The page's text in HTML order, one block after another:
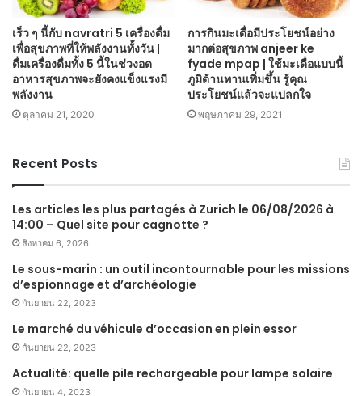
เร็ว ๆ นี้กับ navratri 5 เครื่องดื่ม
เพื่อสุขภาพที่ให้พลังงานทั้งวัน |
ดื่มเครื่องดื่มทั้ง 5 นี้ในช่วงอด
อาหารสุขภาพจะยังคงแข็งแรงมี
พลังงาน
ตุลาคม 21, 2020
การกินมะเดื่อมีประโยชน์อย่าง
มากต่อสุขภาพ anjeer ke
fyade mpap | ใช้มะเดื่อแบบนี้
ภูมิต้านทานเพิ่มขึ้น รู้คุณ
ประโยชน์แล้วจะแปลกใจ
พฤษภาคม 29, 2021
Recent Posts
Les articles les plus partagés à Zurich le 06/08/2026 à
14:00 – Quel site pour cagnotte ?
สิงหาคม 6, 2026
Le sous-marin : un outil incontournable pour les missions
d’espionnage et d’archéologie
กันยายน 22, 2023
Le marché du véhicule d’occasion en plein essor
กันยายน 22, 2023
Actualité: quelle pile rechargeable pour lampe solaire
กันยายน 4, 2023